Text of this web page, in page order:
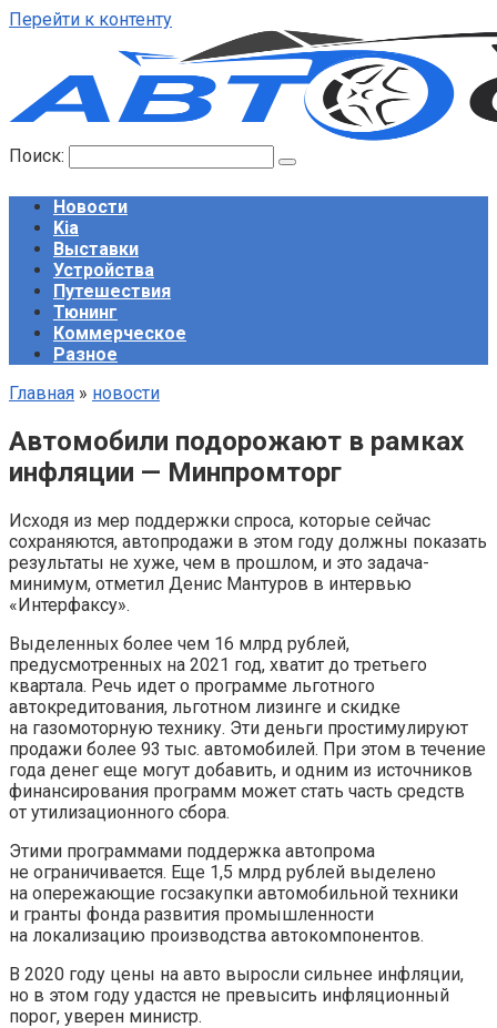
Перейти к контенту
Поиск:
Новости
Kia
Выставки
Устройства
Путешествия
Тюнинг
Коммерческое
Разное
Главная » новости
Автомобили подорожают в рамках
инфляции — Минпромторг
Исходя из мер поддержки спроса, которые сейчас
сохраняются, автопродажи в этом году должны показать
результаты не хуже, чем в прошлом, и это задача-
минимум, отметил Денис Мантуров в интервью
«Интерфаксу».
Выделенных более чем 16 млрд рублей,
предусмотренных на 2021 год, хватит до третьего
квартала. Речь идет о программе льготного
автокредитования, льготном лизинге и скидке
на газомоторную технику. Эти деньги простимулируют
продажи более 93 тыс. автомобилей. При этом в течение
года денег еще могут добавить, и одним из источников
финансирования программ может стать часть средств
от утилизационного сбора.
Этими программами поддержка автопрома
не ограничивается. Еще 1,5 млрд рублей выделено
на опережающие госзакупки автомобильной техники
и гранты фонда развития промышленности
на локализацию производства автокомпонентов.
В 2020 году цены на авто выросли сильнее инфляции,
но в этом году удастся не превысить инфляционный
порог, уверен министр.